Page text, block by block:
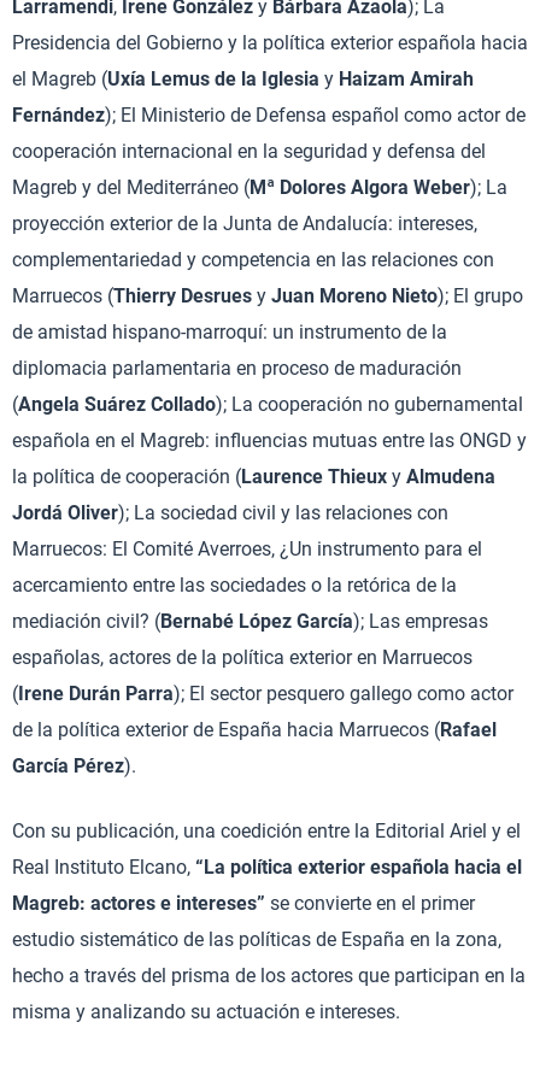
Larramendi, Irene González y Bárbara Azaola); La
Presidencia del Gobierno y la política exterior española hacia
el Magreb (Uxía Lemus de la Iglesia y Haizam Amirah
Fernández); El Ministerio de Defensa español como actor de
cooperación internacional en la seguridad y defensa del
Magreb y del Mediterráneo (Mª Dolores Algora Weber); La
proyección exterior de la Junta de Andalucía: intereses,
complementariedad y competencia en las relaciones con
Marruecos (Thierry Desrues y Juan Moreno Nieto); El grupo
de amistad hispano-marroquí: un instrumento de la
diplomacia parlamentaria en proceso de maduración
(Angela Suárez Collado); La cooperación no gubernamental
española en el Magreb: influencias mutuas entre las ONGD y
la política de cooperación (Laurence Thieux y Almudena
Jordá Oliver); La sociedad civil y las relaciones con
Marruecos: El Comité Averroes, ¿Un instrumento para el
acercamiento entre las sociedades o la retórica de la
mediación civil? (Bernabé López García); Las empresas
españolas, actores de la política exterior en Marruecos
(Irene Durán Parra); El sector pesquero gallego como actor
de la política exterior de España hacia Marruecos (Rafael
García Pérez).
Con su publicación, una coedición entre la Editorial Ariel y el
Real Instituto Elcano, “La política exterior española hacia el
Magreb: actores e intereses” se convierte en el primer
estudio sistemático de las políticas de España en la zona,
hecho a través del prisma de los actores que participan en la
misma y analizando su actuación e intereses.